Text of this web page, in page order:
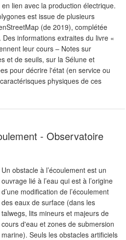
lien avec la production électrique.
est issue de plusieurs
(de 2019), complétée
informations extraites du livre «
leur cours – Notes sur
et de seuils, sur la Sélune et
pour décrire l'état (en service ou
physiques de ces
- Observatoire
Un obstacle à l’écoulement est un
ouvrage lié à l’eau qui est à l’origine
d’une modification de l’écoulement
des eaux de surface (dans les
talwegs, lits mineurs et majeurs de
cours d'eau et zones de submersion
marine). Seuls les obstacles artificiels